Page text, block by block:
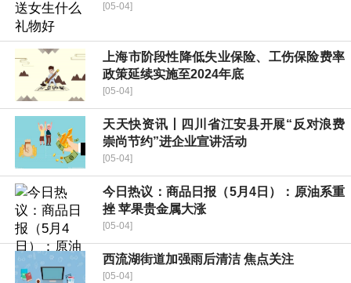
[05-04]
上海市阶段性降低失业保险、工伤保险费率
政策延续实施至2024年底
[05-04]
天天快资讯丨四川省江安县开展“反对浪费
崇尚节约”进企业宣讲活动
[05-04]
今日热议：商品日报（5月4日）：原油系重
挫 苹果贵金属大涨
[05-04]
西流湖街道加强雨后清洁 焦点关注
[05-04]